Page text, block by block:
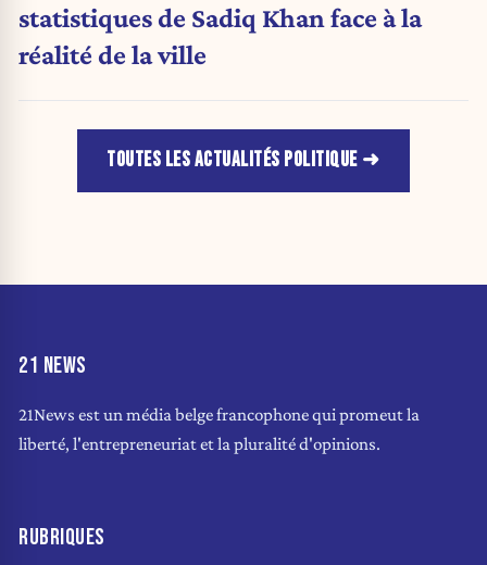
statistiques de Sadiq Khan face à la
réalité de la ville
TOUTES LES ACTUALITÉS POLITIQUE
21 NEWS
21News est un média belge francophone qui promeut la
liberté, l'entrepreneuriat et la pluralité d'opinions.
RUBRIQUES